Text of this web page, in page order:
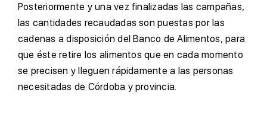
Posteriormente y una vez finalizadas las campañas,
las cantidades recaudadas son puestas por las
cadenas a disposición del Banco de Alimentos, para
que éste retire los alimentos que en cada momento
se precisen y lleguen rápidamente a las personas
necesitadas de Córdoba y provincia.